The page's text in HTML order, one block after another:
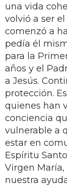
una vida
volvió a ser
comenzó a
pedía él
para la
años y el
a Jesús.
protección.
quienes han
conciencia
vulnerable a
estar en
Espíritu
Virgen
nuestra